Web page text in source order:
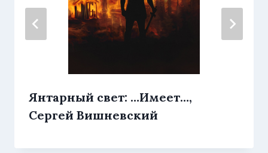
Янтарный свет: …Имеет…,
Сергей Вишневский